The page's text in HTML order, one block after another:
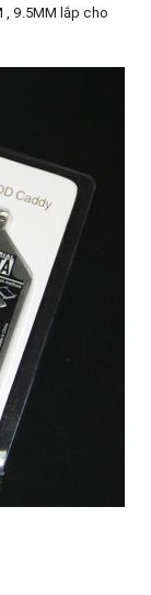
, 9.5MM lắp cho